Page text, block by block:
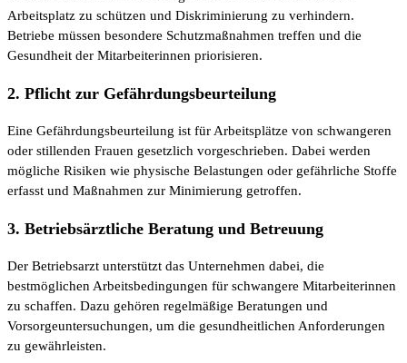
Arbeitsplatz zu schützen und Diskriminierung zu verhindern.
Betriebe müssen besondere Schutzmaßnahmen treffen und die
Gesundheit der Mitarbeiterinnen priorisieren.
2. Pflicht zur Gefährdungsbeurteilung
Eine Gefährdungsbeurteilung ist für Arbeitsplätze von schwangeren
oder stillenden Frauen gesetzlich vorgeschrieben. Dabei werden
mögliche Risiken wie physische Belastungen oder gefährliche Stoffe
erfasst und Maßnahmen zur Minimierung getroffen.
3. Betriebsärztliche Beratung und Betreuung
Der Betriebsarzt unterstützt das Unternehmen dabei, die
bestmöglichen Arbeitsbedingungen für schwangere Mitarbeiterinnen
zu schaffen. Dazu gehören regelmäßige Beratungen und
Vorsorgeuntersuchungen, um die gesundheitlichen Anforderungen
zu gewährleisten.